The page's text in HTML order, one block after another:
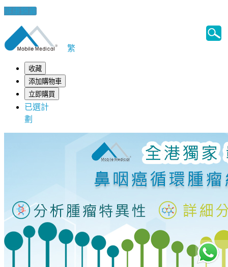
健康錦囊
繁
收藏
添加購物車
立即購買
已選計
劃